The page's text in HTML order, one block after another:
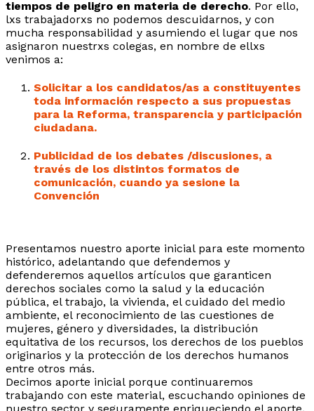
tiempos de peligro en materia de derecho. Por ello,
lxs trabajadorxs no podemos descuidarnos, y con
mucha responsabilidad y asumiendo el lugar que nos
asignaron nuestrxs colegas, en nombre de ellxs
venimos a:
Solicitar a los candidatos/as a constituyentes
toda información respecto a sus propuestas
para la Reforma, transparencia y participación
ciudadana.
Publicidad de los debates /discusiones, a
través de los distintos formatos de
comunicación, cuando ya sesione la
Convención
Presentamos nuestro aporte inicial para este momento
histórico, adelantando que defendemos y
defenderemos aquellos artículos que garanticen
derechos sociales como la salud y la educación
pública, el trabajo, la vivienda, el cuidado del medio
ambiente, el reconocimiento de las cuestiones de
mujeres, género y diversidades, la distribución
equitativa de los recursos, los derechos de los pueblos
originarios y la protección de los derechos humanos
entre otros más.
Decimos aporte inicial porque continuaremos
trabajando con este material, escuchando opiniones de